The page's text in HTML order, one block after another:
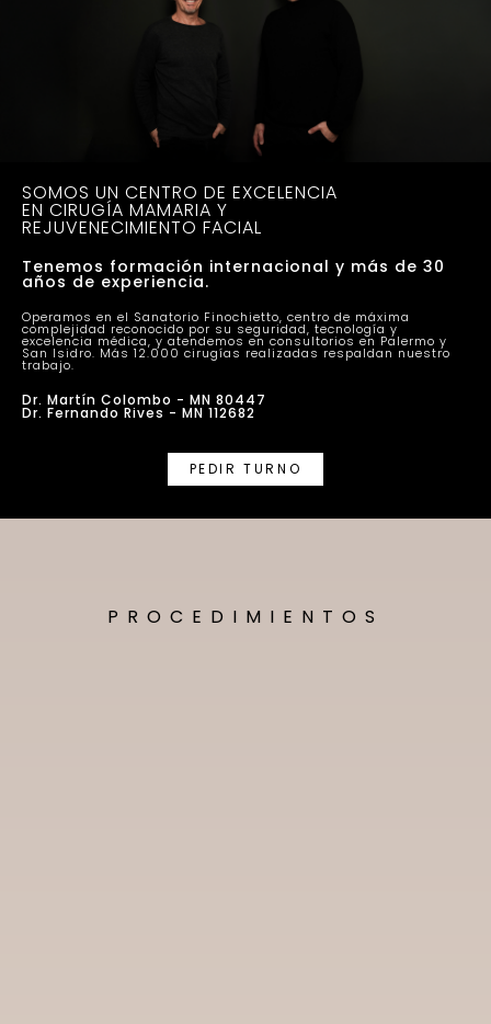
SOMOS UN CENTRO DE EXCELENCIA
EN CIRUGÍA MAMARIA Y
REJUVENECIMIENTO FACIAL
Tenemos formación internacional y más de 30
años de experiencia.
Operamos en el Sanatorio Finochietto, centro de máxima
complejidad reconocido por su seguridad, tecnología y
excelencia médica, y atendemos en consultorios en Palermo y
San Isidro. Más 12.000 cirugías realizadas respaldan nuestro
trabajo.
Dr. Martín Colombo - MN 80447
Dr. Fernando Rives - MN 112682
PEDIR TURNO
PROCEDIMIENTOS